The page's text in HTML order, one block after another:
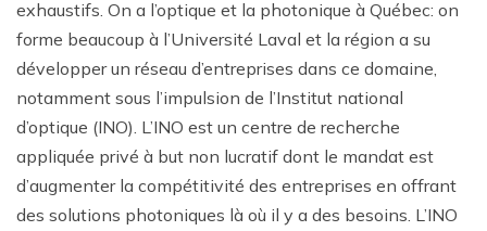
exhaustifs. On a l’optique et la photonique à Québec: on
forme beaucoup à l’Université Laval et la région a su
développer un réseau d’entreprises dans ce domaine,
notamment sous l’impulsion de l’Institut national
d’optique (INO). L’INO est un centre de recherche
appliquée privé à but non lucratif dont le mandat est
d’augmenter la compétitivité des entreprises en offrant
des solutions photoniques là où il y a des besoins. L’INO